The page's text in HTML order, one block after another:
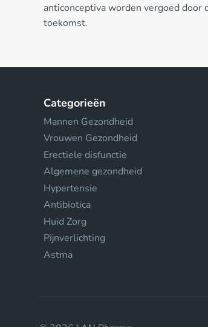
anticonceptiva worden vergoed
toekomst.
Categorieën
Mannen Gezondheid
Vrouwen Gezondheid
Erectiele disfunctie
Algemene gezondheid
Hypertensie
Antibiotica
Huid Zorg
Pijnverlichting
Astma